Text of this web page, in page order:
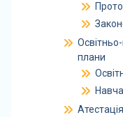
плани
Атестація